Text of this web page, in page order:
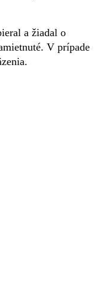
a žiadal o
V prípade